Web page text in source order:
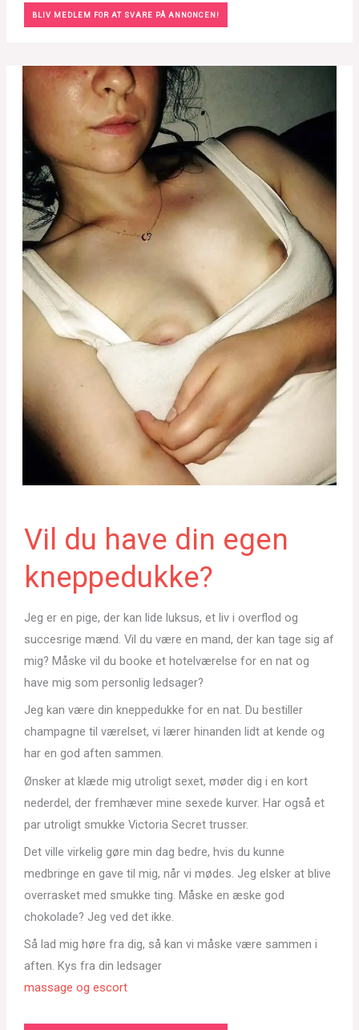
BLIV MEDLEM FOR AT SVARE PÅ ANNONCEN!
Vil du have din egen
kneppedukke?
Jeg er en pige, der kan lide luksus, et liv i overflod og
succesrige mænd. Vil du være en mand, der kan tage sig af
mig? Måske vil du booke et hotelværelse for en nat og
have mig som personlig ledsager?
Jeg kan være din kneppedukke for en nat. Du bestiller
champagne til værelset, vi lærer hinanden lidt at kende og
har en god aften sammen.
Ønsker at klæde mig utroligt sexet, møder dig i en kort
nederdel, der fremhæver mine sexede kurver. Har også et
par utroligt smukke Victoria Secret trusser.
Det ville virkelig gøre min dag bedre, hvis du kunne
medbringe en gave til mig, når vi mødes. Jeg elsker at blive
overrasket med smukke ting. Måske en æske god
chokolade? Jeg ved det ikke.
Så lad mig høre fra dig, så kan vi måske være sammen i
aften. Kys fra din ledsager
massage og escort